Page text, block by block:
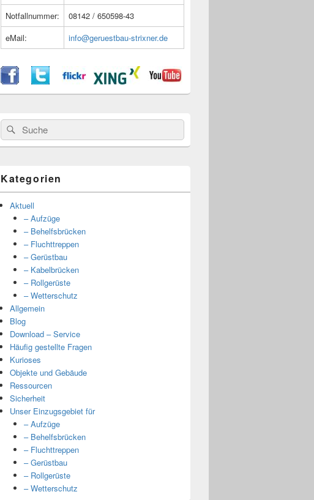
Notfallnummer:
08142 / 650598-43
eMail:
info@geruestbau-strixner.de
Suche
nach:
Kategorien
Aktuell
– Aufzüge
– Behelfsbrücken
– Fluchttreppen
– Gerüstbau
– Kabelbrücken
– Rollgerüste
– Wetterschutz
Allgemein
Blog
Download – Service
Häufig gestellte Fragen
Kurioses
Objekte und Gebäude
Ressourcen
Sicherheit
Unser Einzugsgebiet für
– Aufzüge
– Behelfsbrücken
– Fluchttreppen
– Gerüstbau
– Rollgerüste
– Wetterschutz